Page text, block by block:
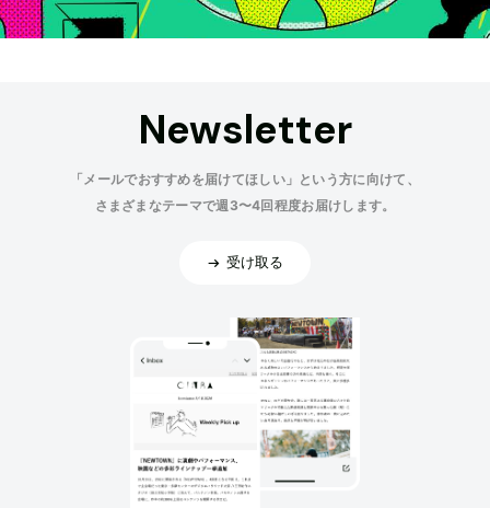
Newsletter
「メールでおすすめを届けてほしい」という方に向けて、
さまざまなテーマで週3〜4回程度お届けします。
受け取る